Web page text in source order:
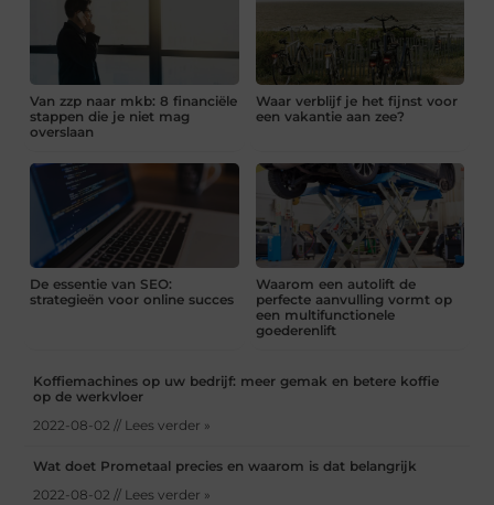
Van zzp naar mkb: 8 financiële
stappen die je niet mag
overslaan
Waar verblijf je het fijnst voor
een vakantie aan zee?
De essentie van SEO:
strategieën voor online succes
Waarom een autolift de
perfecte aanvulling vormt op
een multifunctionele
goederenlift
Koffiemachines op uw bedrijf: meer gemak en betere koffie
op de werkvloer
2022-08-02 // Lees verder »
Wat doet Prometaal precies en waarom is dat belangrijk
2022-08-02 // Lees verder »